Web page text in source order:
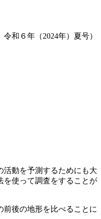
和６年（2024年）夏号）
動を予測するためにも大
を使って調査をすることが
後の地形を比べることに